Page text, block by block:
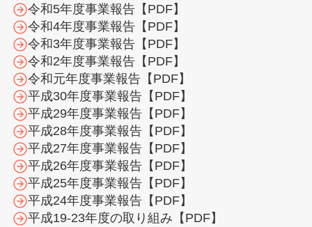
令和5年度事業報告【PDF】
令和4年度事業報告【PDF】
令和3年度事業報告【PDF】
令和2年度事業報告【PDF】
令和元年度事業報告【PDF】
平成30年度事業報告【PDF】
平成29年度事業報告【PDF】
平成28年度事業報告【PDF】
平成27年度事業報告【PDF】
平成26年度事業報告【PDF】
平成25年度事業報告【PDF】
平成24年度事業報告【PDF】
平成19-23年度の取り組み【PDF】